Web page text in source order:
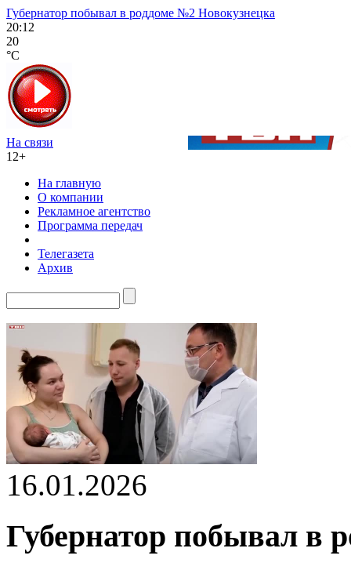
Губернатор побывал в роддоме №2 Новокузнецка
20:12
20
°C
На связи
12+
На главную
О компании
Рекламное агентство
Программа передач
Телегазета
Архив
16.01.2026
Губернатор побывал в